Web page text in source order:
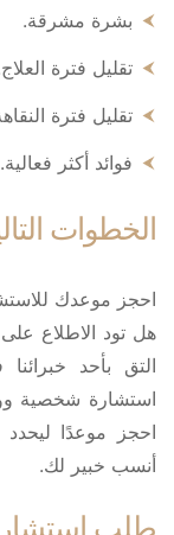
بشرة مشرقة.
تقليل فترة
تقليل فترة
فوائد أكثر فعالية.
الخطوات
احجز موعدك
هل تود الاطلاع
التق بأحد
استشارة شخصية
احجز موعدًا
أنسب خبير لك.
طلب